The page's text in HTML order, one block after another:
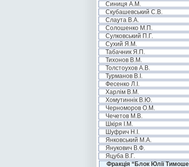
Синиця А.М.
Скубашевський С.В.
Слаута В.А.
Солошенко М.П.
Сулковський П.Г.
Сухий Я.М.
Табачник Я.П.
Тихонов В.М.
Толстоухов А.В.
Турманов В.І.
Фесенко Л.І.
Харлім В.М.
Хомутиннік В.Ю.
Черноморов О.М.
Чечетов М.В.
Шкіря І.М.
Шуфрич Н.І.
Янковський М.А.
Янукович В.Ф.
Яцуба В.Г.
Фракція “Блок Юлії